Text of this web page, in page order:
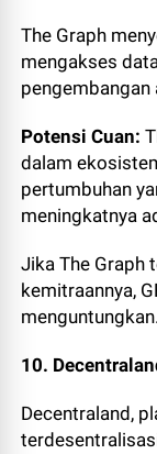
The Graph
mengakses
Potensi Cuan:
dalam
pertumbuhan
meningkatnya
Jika The Graph
kemitraannya,
menguntungkan.
10.
Decentraland,